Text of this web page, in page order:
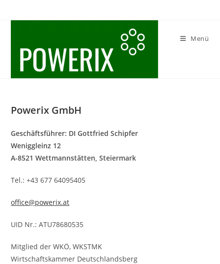
Inhalt
Menü
Powerix GmbH
Geschäftsführer: DI Gottfried Schipfer
Weniggleinz 12
A-8521 Wettmannstätten, Steiermark
Tel.: +43 677 64095405
office@powerix.at
UID Nr.: ATU78680535
Mitglied der WKÖ, WKSTMK
Wirtschaftskammer Deutschlandsberg